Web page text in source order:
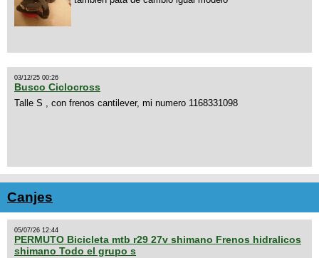
03/12/25 00:26
Busco Ciclocross
Talle S , con frenos cantilever, mi numero 1168331098
Canjes
05/07/26 12:44
PERMUTO Bicicleta mtb r29 27v shimano Frenos hidralicos
shimano Todo el grupo s